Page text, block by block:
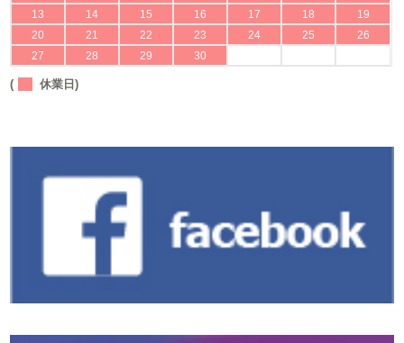
13
14 15 16 17 18
19
20
21 22 23 24 25
26
27
28 29 30
( 休業日)